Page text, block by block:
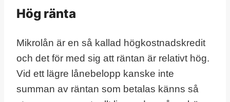
Hög ränta
Mikrolån är en så kallad högkostnadskredit
och det för med sig att räntan är relativt hög.
Vid ett lägre lånebelopp kanske inte
summan av räntan som betalas känns så